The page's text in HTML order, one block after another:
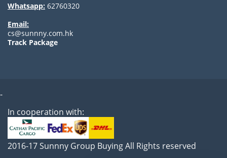
Whatsapp: 62760320
Email:
cs@sunnny.com.hk
Track Package
-
In cooperation with:
2016-17 Sunnny Group Buying All Rights reserved